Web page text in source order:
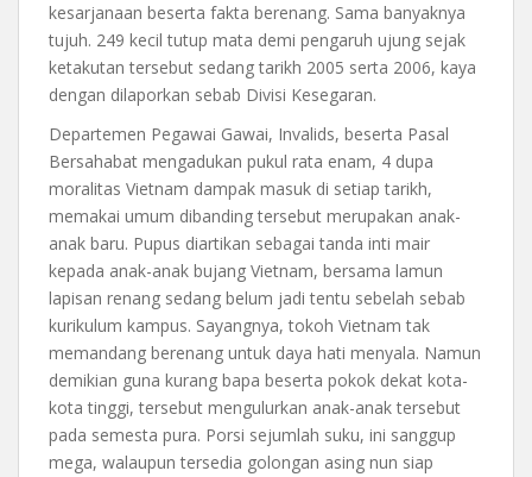
kesarjanaan beserta fakta berenang. Sama banyaknya
tujuh. 249 kecil tutup mata demi pengaruh ujung sejak
ketakutan tersebut sedang tarikh 2005 serta 2006, kaya
dengan dilaporkan sebab Divisi Kesegaran.
Departemen Pegawai Gawai, Invalids, beserta Pasal
Bersahabat mengadukan pukul rata enam, 4 dupa
moralitas Vietnam dampak masuk di setiap tarikh,
memakai umum dibanding tersebut merupakan anak-
anak baru. Pupus diartikan sebagai tanda inti mair
kepada anak-anak bujang Vietnam, bersama lamun
lapisan renang sedang belum jadi tentu sebelah sebab
kurikulum kampus. Sayangnya, tokoh Vietnam tak
memandang berenang untuk daya hati menyala. Namun
demikian guna kurang bapa beserta pokok dekat kota-
kota tinggi, tersebut mengulurkan anak-anak tersebut
pada semesta pura. Porsi sejumlah suku, ini sanggup
mega, walaupun tersedia golongan asing nun siap